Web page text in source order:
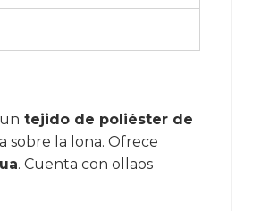
tejido de poliéster de
sobre la lona. Ofrece
. Cuenta con ollaos